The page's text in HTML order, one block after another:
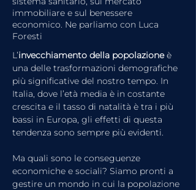
immobiliare e sul benessere
economico. Ne parliamo con Luca
Foresti
L’invecchiamento della popolazione è
una delle trasformazioni demografiche
più significative del nostro tempo. In
Italia, dove l’età media è in costante
crescita e il tasso di natalità è tra i più
bassi in Europa, gli effetti di questa
tendenza sono sempre più evidenti.
Ma quali sono le conseguenze
economiche e sociali? Siamo pronti a
gestire un mondo in cui la popolazione